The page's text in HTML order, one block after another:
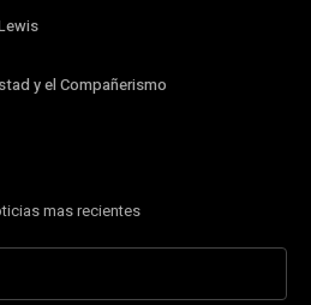
y el Compañerismo
mas recientes